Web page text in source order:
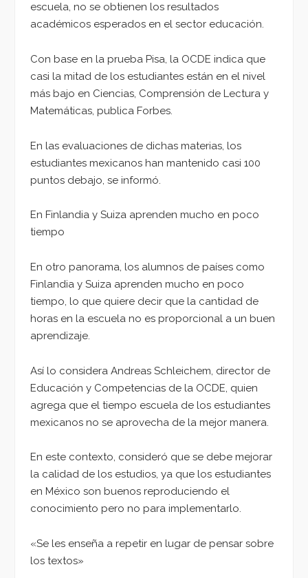
escuela, no se obtienen los resultados
académicos esperados en el sector educación.
Con base en la prueba Pisa, la OCDE indica que
casi la mitad de los estudiantes están en el nivel
más bajo en Ciencias, Comprensión de Lectura y
Matemáticas, publica Forbes.
En las evaluaciones de dichas materias, los
estudiantes mexicanos han mantenido casi 100
puntos debajo, se informó.
En Finlandia y Suiza aprenden mucho en poco
tiempo
En otro panorama, los alumnos de países como
Finlandia y Suiza aprenden mucho en poco
tiempo, lo que quiere decir que la cantidad de
horas en la escuela no es proporcional a un buen
aprendizaje.
Así lo considera Andreas Schleichem, director de
Educación y Competencias de la OCDE, quien
agrega que el tiempo escuela de los estudiantes
mexicanos no se aprovecha de la mejor manera.
En este contexto, consideró que se debe mejorar
la calidad de los estudios, ya que los estudiantes
en México son buenos reproduciendo el
conocimiento pero no para implementarlo.
«Se les enseña a repetir en lugar de pensar sobre
los textos»